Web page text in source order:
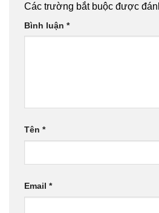
Các trường bắt buộc được
Bình luận *
Tên *
Email *